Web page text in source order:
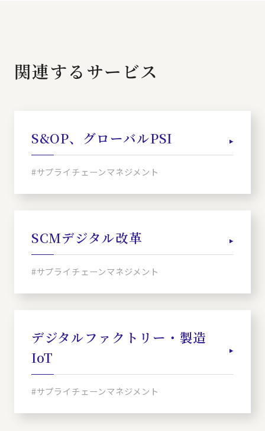
関連するサービス
S&OP、グローバルPSI
#サプライチェーンマネジメント
SCMデジタル改革
#サプライチェーンマネジメント
デジタルファクトリー・製造
IoT
#サプライチェーンマネジメント